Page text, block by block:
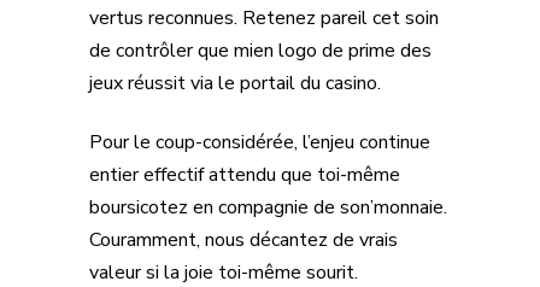
vertus reconnues. Retenez pareil cet soin
de contrôler que mien logo de prime des
jeux réussit via le portail du casino.
Pour le coup-considérée, l’enjeu continue
entier effectif attendu que toi-même
boursicotez en compagnie de son’monnaie.
Couramment, nous décantez de vrais
valeur si la joie toi-même sourit.